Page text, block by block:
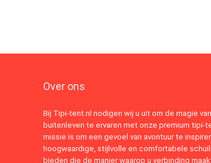
Over ons
Bij Tipi-tent.nl nodigen wij u uit om de magie
buitenleven te ervaren met onze premium tipi-
missie is om een gevoel van avontuur te
hoogwaardige, stijlvolle en comfortabele
bieden die de manier waarop u verbinding